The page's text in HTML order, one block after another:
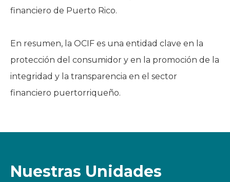
financiero de Puerto Rico.
En resumen, la OCIF es una entidad clave en la
protección del consumidor y en la promoción de la
integridad y la transparencia en el sector
financiero puertorriqueño.
Nuestras Unidades